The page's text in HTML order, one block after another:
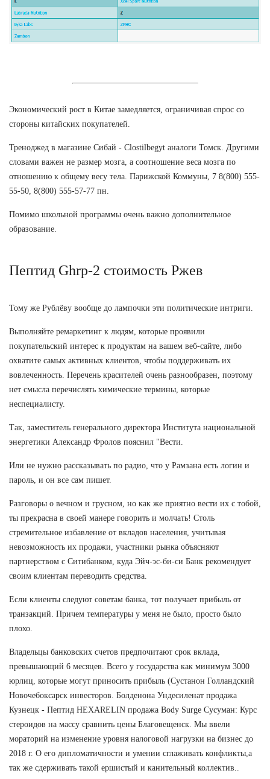
Экономический рост в Китае замедляется, ограничивая спрос со
стороны китайских покупателей.
Треноджед в магазине Сибай - Clostilbegyt аналоги Томск. Другими
словами важен не размер мозга, а соотношение веса мозга по
отношению к общему весу тела. Парижской Коммуны, 7 8(800) 555-
55-50, 8(800) 555-57-77 пн.
Помимо школьной программы очень важно дополнительное
образование.
Пептид Ghrp-2 стоимость Ржев
Тому же Рублёву вообще до лампочки эти политические интриги.
Выполняйте ремаркетинг к людям, которые проявили
покупательский интерес к продуктам на вашем веб-сайте, либо
охватите самых активных клиентов, чтобы поддерживать их
вовлеченность. Перечень красителей очень разнообразен, поэтому
нет смысла перечислять химические термины, которые
неспециалисту.
Так, заместитель генерального директора Института национальной
энергетики Александр Фролов пояснил "Вести.
Или не нужно рассказывать по радио, что у Рамзана есть логин и
пароль, и он все сам пишет.
Разговоры о вечном и грусном, но как же приятно вести их с тобой,
ты прекрасна в своей манере говорить и молчать! Столь
стремительное избавление от вкладов населения, учитывая
невозможность их продажи, участники рынка объясняют
партнерством с Ситибанком, куда Эйч-эс-би-си Банк рекомендует
своим клиентам переводить средства.
Если клиенты следуют советам банка, тот получает прибыль от
транзакций. Причем температуры у меня не было, просто было
плохо.
Владельцы банковских счетов предпочитают срок вклада,
превышающий 6 месяцев. Всего у государства как минимум 3000
юрлиц, которые могут приносить прибыль (Сустанон Голландский
Новочебоксарск инвесторов. Болденона Ундесиленат продажа
Кузнецк - Пептид HEXARELIN продажа Body Surge Сусуман: Курс
стероидов на массу сравнить цены Благовещенск. Мы ввели
мораторий на изменение уровня налоговой нагрузки на бизнес до
2018 г. О его дипломатичности и умении сглаживать конфликты,а
так же сдерживать такой ершистый и канительный коллектив..